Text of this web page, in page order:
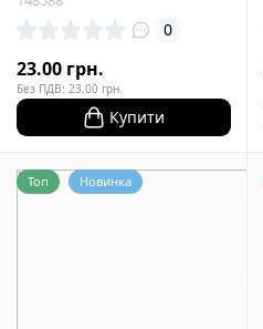
0
23.00 грн.
Без ПДВ: 23.00 грн.
Купити
Топ Новинка